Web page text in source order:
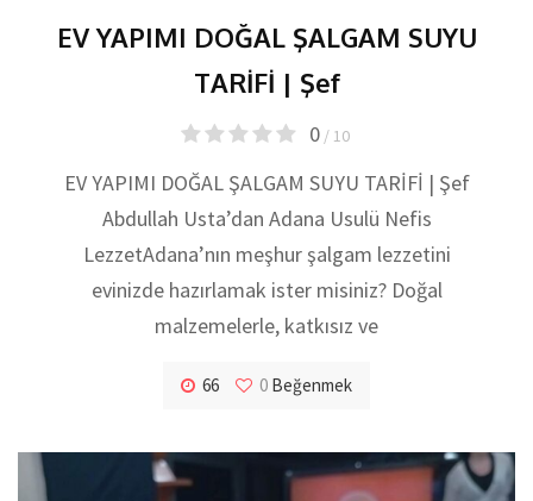
EV YAPIMI DOĞAL ŞALGAM SUYU
TARİFİ | Şef
0/ 10
EV YAPIMI DOĞAL ŞALGAM SUYU TARİFİ | Şef
Abdullah Usta’dan Adana Usulü Nefis
LezzetAdana’nın meşhur şalgam lezzetini
evinizde hazırlamak ister misiniz? Doğal
malzemelerle, katkısız ve
66 0 Beğenmek